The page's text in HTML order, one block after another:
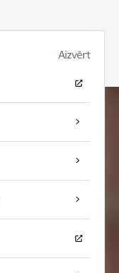
Aizvērt